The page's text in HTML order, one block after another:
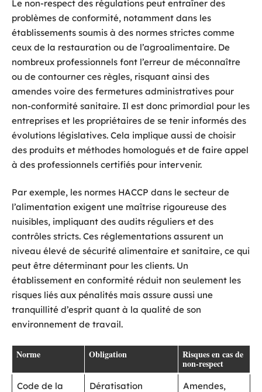
Le non-respect des régulations peut entraîner des
problèmes de conformité, notamment dans les
établissements soumis à des normes strictes comme
ceux de la restauration ou de l’agroalimentaire. De
nombreux professionnels font l’erreur de méconnaître
ou de contourner ces règles, risquant ainsi des
amendes voire des fermetures administratives pour
non-conformité sanitaire. Il est donc primordial pour les
entreprises et les propriétaires de se tenir informés des
évolutions législatives. Cela implique aussi de choisir
des produits et méthodes homologués et de faire appel
à des professionnels certifiés pour intervenir.
Par exemple, les normes HACCP dans le secteur de
l’alimentation exigent une maîtrise rigoureuse des
nuisibles, impliquant des audits réguliers et des
contrôles stricts. Ces réglementations assurent un
niveau élevé de sécurité alimentaire et sanitaire, ce qui
peut être déterminant pour les clients. Un
établissement en conformité réduit non seulement les
risques liés aux pénalités mais assure aussi une
tranquillité d’esprit quant à la qualité de son
environnement de travail.
Norme Obligation Risques en cas de
non-respect
Code de la
Dératisation
Amendes,